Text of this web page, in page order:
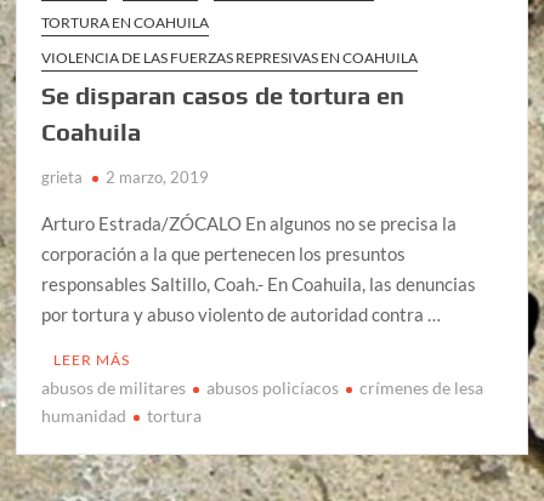
TORTURA EN COAHUILA
VIOLENCIA DE LAS FUERZAS REPRESIVAS EN COAHUILA
Se disparan casos de tortura en
Coahuila
grieta 2 marzo, 2019
Arturo Estrada/ZÓCALO En algunos no se precisa la
corporación a la que pertenecen los presuntos
responsables Saltillo, Coah.- En Coahuila, las denuncias
por tortura y abuso violento de autoridad contra …
LEER MÁS
abusos de militares abusos policíacos
crímenes de lesa
humanidad
tortura